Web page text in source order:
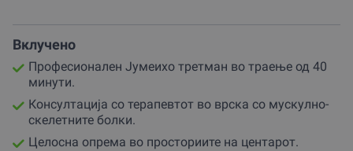
наталожените тензии и овозможувајќи им на
зглобовите повторно да ја вратат својата оптимална
функција.
Ова доживување е уникатно по тоа што се изведува
преку лесна облека, што го прави практично и
пријатно за секого.
Вклучено
Професионален Јумеихо третман во траење од 40
минути.
Консултација со терапевтот во врска со мускулно-
скелетните болки.
Целосна опрема во просториите на центарот.